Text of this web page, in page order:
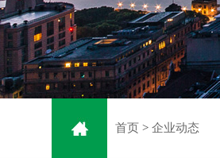
首页 > 企业动态